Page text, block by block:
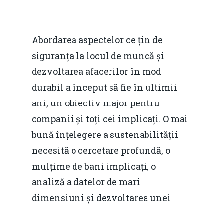
Abordarea aspectelor ce țin de
siguranța la locul de muncă și
dezvoltarea afacerilor în mod
durabil a început să fie în ultimii
ani, un obiectiv major pentru
companii și toți cei implicați. O mai
bună înțelegere a sustenabilității
necesită o cercetare profundă, o
mulțime de bani implicați, o
analiză a datelor de mari
dimensiuni și dezvoltarea unei